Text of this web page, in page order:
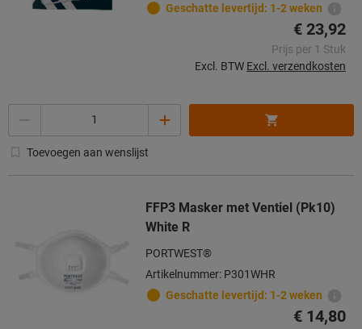
Geschatte levertijd: 1-2 weken
€ 23,92
Prijs per 1 Stuk
Excl. BTW Excl. verzendkosten
Toevoegen aan wenslijst
FFP3 Masker met Ventiel (Pk10)
White R
PORTWEST®
Artikelnummer: P301WHR
Geschatte levertijd: 1-2 weken
€ 14,80